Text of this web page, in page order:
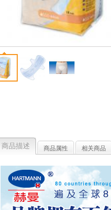
商品描述 商品属性 相关商品